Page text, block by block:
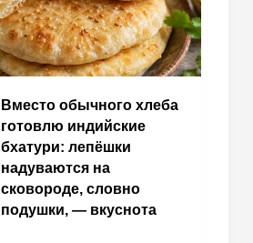
Вместо обычного хлеба
готовлю индийские
бхатури: лепёшки
надуваются на
сковороде, словно
подушки, — вкуснота